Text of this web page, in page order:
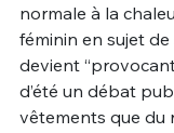
normale à la
féminin en sujet
devient
d’été un débat
vêtements que du